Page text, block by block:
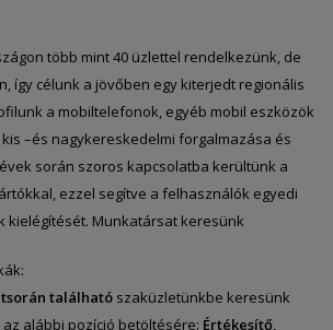
több mint 40 üzlettel rendelkezünk, de
így célunk a jövőben egy kiterjedt regionális
a mobiltelefonok, egyéb mobil eszközök
–és nagykereskedelmi forgalmazása és
során szoros kapcsolatba kerültünk a
ezzel segítve a felhasználók egyedi
kielégítését. Munkatársat keresünk
található szaküzletünkbe keresünk
alábbi pozíció betöltésére: Értékesítő,